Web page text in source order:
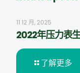
11 12 月, 2025
2022年压力表
了解更多